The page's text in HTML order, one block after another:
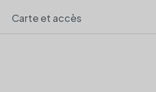
Carte et accès